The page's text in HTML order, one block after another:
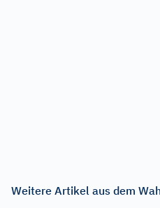
Weitere Artikel aus dem